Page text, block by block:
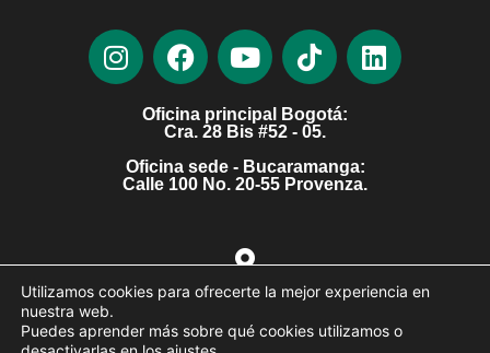
Oficina principal Bogotá:
Cra. 28 Bis #52 - 05.
Oficina sede - Bucaramanga:
Calle 100 No. 20-55 Provenza.
Ver Sedes
Utilizamos cookies para ofrecerte la mejor experiencia en
nuestra web.
Puedes aprender más sobre qué cookies utilizamos o